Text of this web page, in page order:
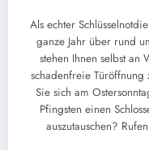
Als echter
ganze Jahr über rund
stehen Ihnen selbst an
schadenfreie
Sie sich am
Pfingsten einen
auszutauschen?